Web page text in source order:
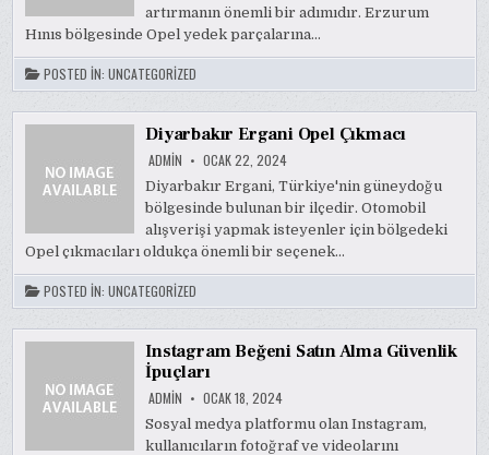
artırmanın önemli bir adımıdır. Erzurum
Hınıs bölgesinde Opel yedek parçalarına…
POSTED IN:UNCATEGORIZED
Diyarbakır Ergani Opel Çıkmacı
ADMIN OCAK 22, 2024
Diyarbakır Ergani, Türkiye'nin güneydoğu
bölgesinde bulunan bir ilçedir. Otomobil
alışverişi yapmak isteyenler için bölgedeki
Opel çıkmacıları oldukça önemli bir seçenek…
POSTED IN:UNCATEGORIZED
Instagram Beğeni Satın Alma Güvenlik
İpuçları
ADMIN OCAK 18, 2024
Sosyal medya platformu olan Instagram,
kullanıcıların fotoğraf ve videolarını